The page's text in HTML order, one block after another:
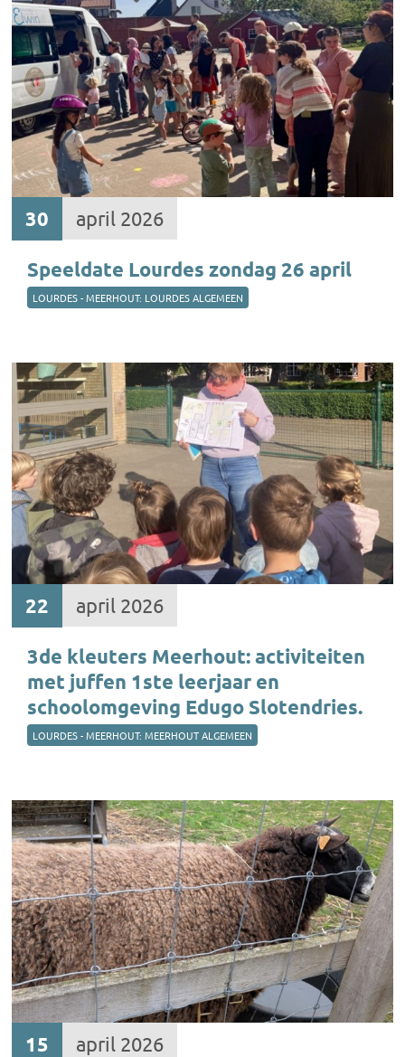
30 april 2026
Speeldate Lourdes zondag 26 april
LOURDES - MEERHOUT: LOURDES ALGEMEEN
22 april 2026
3de kleuters Meerhout: activiteiten
met juffen 1ste leerjaar en
schoolomgeving Edugo Slotendries.
LOURDES - MEERHOUT: MEERHOUT ALGEMEEN
15 april 2026